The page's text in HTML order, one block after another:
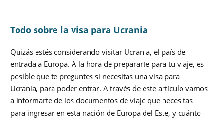
Todo sobre la visa para Ucrania
Quizás estés considerando visitar Ucrania, el país de
entrada a Europa. A la hora de prepararte para tu viaje, es
posible que te preguntes si necesitas una visa para
Ucrania, para poder entrar. A través de este artículo vamos
a informarte de los documentos de viaje que necesitas
para ingresar en esta nación de Europa del Este, y cuánto